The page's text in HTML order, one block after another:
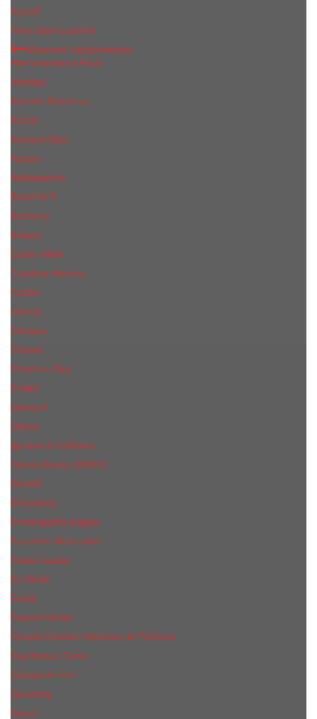
Xerjoff
Yves Saint Laurent
Мужская парфюмерия
Abercrombie & Fitch
Annifen
Antonio Banderas
Armaf
Armand Basi
Azzaro
Baldessarini
Bond № 9
Burberry
Bvlgari
Calvin Klein
Carolina Herrera
Cartier
Cerruti
Сliniquе
Chanel
Christian Dior
Creed
Davidoff
Diesel
Дольче & Габбана
Donna Karan (DKNY)
Dunhill
Eisenberg
Ermenegildo Zegna
Escentric Molecules
Еsteе Lаudеr
Ex Nihilo
Fendi
Franck Olivier
Gerald Ghislain Histoires de Parfums
Gianfranco Ferre
Giorgio Armani
Givenchy
Gucci